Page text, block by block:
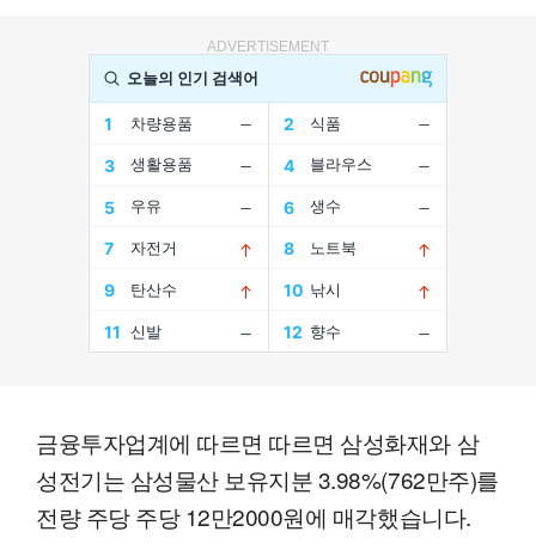
ADVERTISEMENT
금융투자업계에 따르면 따르면 삼성화재와 삼
성전기는 삼성물산 보유지분 3.98%(762만주)를
전량 주당 주당 12만2000원에 매각했습니다.